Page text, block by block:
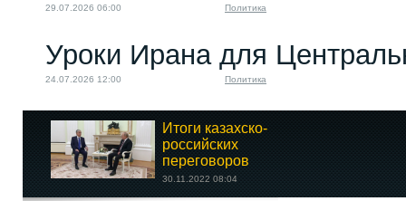
29.07.2026 06:00 Политика
Уроки Ирана для
24.07.2026 12:00 Политика
Итоги казахско-
российских
переговоров
30.11.2022 08:04